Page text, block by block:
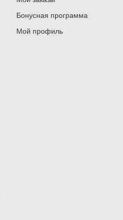
Бонусная программа
Мой профиль